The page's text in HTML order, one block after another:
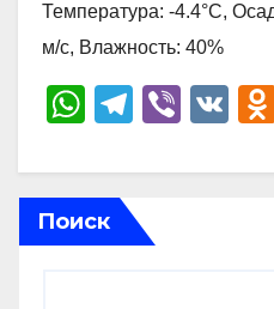
Температура: -4.4°C,
м/с, Влажность: 40%
W
at
s
A
T
e
gr
a
Vi
er
V
Поиск